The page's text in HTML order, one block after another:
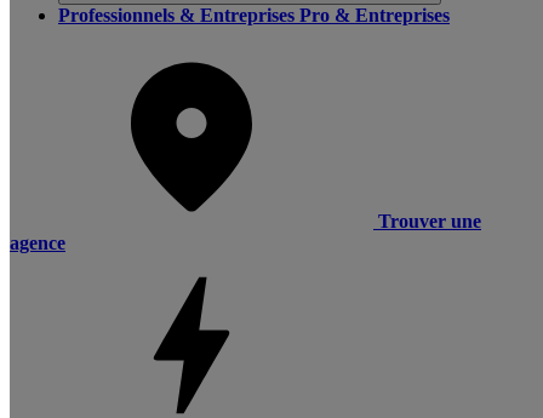
Professionnels & Entreprises Pro & Entreprises
Trouver une
agence